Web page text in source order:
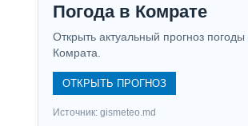
Погода в Комрате
Открыть актуальный прогноз погоды
Комрата.
ОТКРЫТЬ ПРОГНОЗ
Источник: gismeteo.md